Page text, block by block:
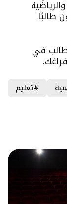
طالبًا
في
#تعليم